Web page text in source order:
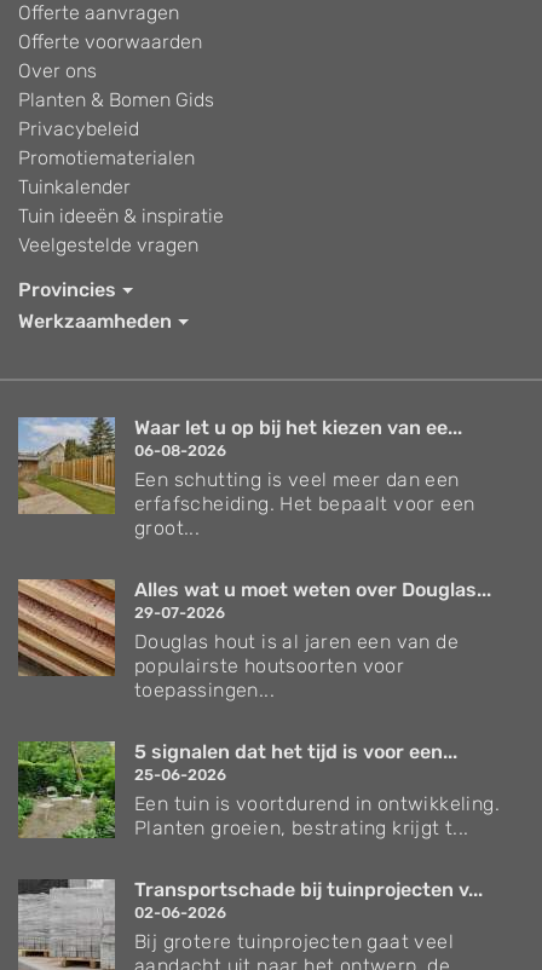
Offerte aanvragen
Offerte voorwaarden
Over ons
Planten & Bomen Gids
Privacybeleid
Promotiematerialen
Tuinkalender
Tuin ideeën & inspiratie
Veelgestelde vragen
Provincies
Werkzaamheden
Waar let u op bij het kiezen van ee...
06-08-2026
Een schutting is veel meer dan een
erfafscheiding. Het bepaalt voor een
groot...
Alles wat u moet weten over Douglas...
29-07-2026
Douglas hout is al jaren een van de
populairste houtsoorten voor
toepassingen...
5 signalen dat het tijd is voor een...
25-06-2026
Een tuin is voortdurend in ontwikkeling.
Planten groeien, bestrating krijgt t...
Transportschade bij tuinprojecten v...
02-06-2026
Bij grotere tuinprojecten gaat veel